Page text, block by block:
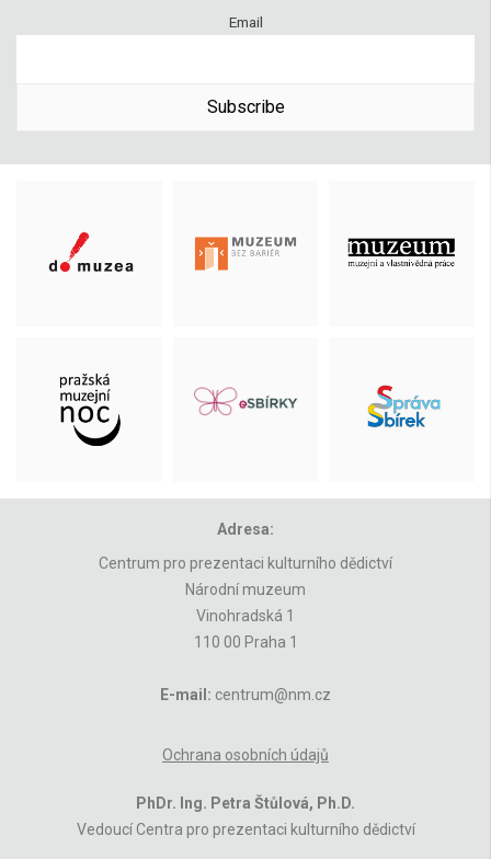
Email
Subscribe
Adresa:
Centrum pro prezentaci kulturního dědictví
Národní muzeum
Vinohradská 1
110 00 Praha 1
E-mail: centrum@nm.cz
Ochrana osobních údajů
PhDr. Ing. Petra Štůlová, Ph.D.
Vedoucí Centra pro prezentaci kulturního dědictví